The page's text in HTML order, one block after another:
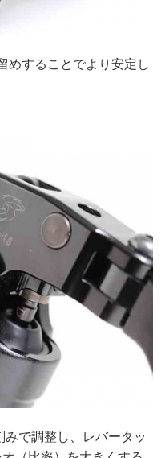
めすることでより安定し
みで調整し、レバータッ